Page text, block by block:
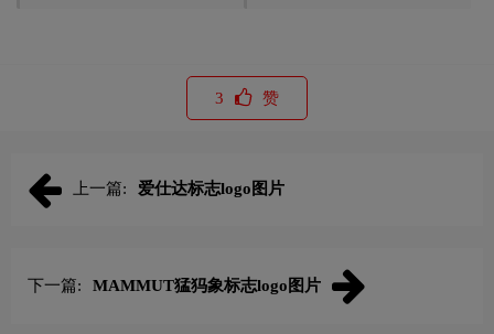
3 赞
上一篇: 爱仕达标志logo图片
下一篇: MAMMUT猛犸象标志logo图片